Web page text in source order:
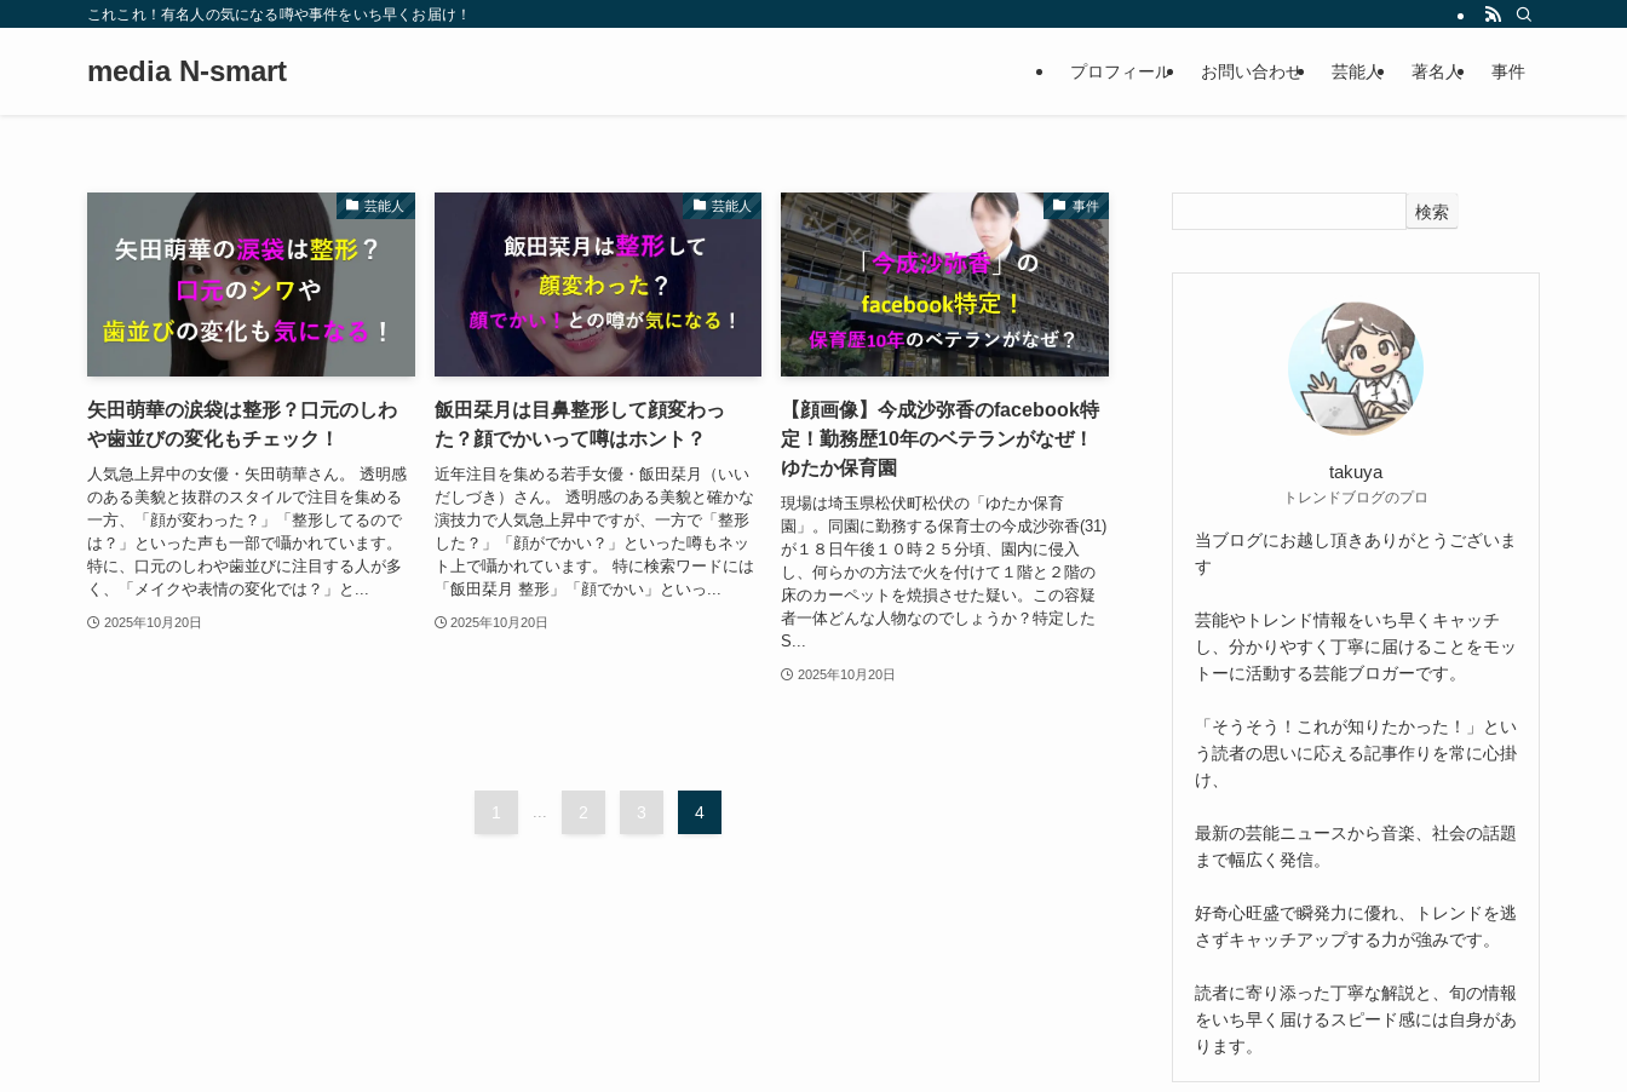
これこれ！有名人の気になる噂や事件をいち早くお届け！
media N-smart プロフィール お問い合わせ 芸能人 著名人 事件
芸能人
矢田萌華の涙袋は整形？口元のしわ
や歯並びの変化もチェック！
人気急上昇中の女優・矢田萌華さん。 透明感
のある美貌と抜群のスタイルで注目を集める
一方、「顔が変わった？」「整形してるので
は？」といった声も一部で囁かれています。
特に、口元のしわや歯並びに注目する人が多
く、「メイクや表情の変化では？」と...
2025年10月20日
芸能人
飯田栞月は目鼻整形して顔変わっ
た？顔でかいって噂はホント？
近年注目を集める若手女優・飯田栞月（いい
だしづき）さん。 透明感のある美貌と確かな
演技力で人気急上昇中ですが、一方で「整形
した？」「顔がでかい？」といった噂もネッ
ト上で囁かれています。 特に検索ワードには
「飯田栞月 整形」「顔でかい」といっ...
2025年10月20日
事件
【顔画像】今成沙弥香のfacebook特
定！勤務歴10年のベテランがなぜ！
ゆたか保育園
現場は埼玉県松伏町松伏の「ゆたか保育
園」。同園に勤務する保育士の今成沙弥香(31)
が１８日午後１０時２５分頃、園内に侵入
し、何らかの方法で火を付けて１階と２階の
床のカーペットを焼損させた疑い。この容疑
者一体どんな人物なのでしょうか？特定した
S...
2025年10月20日
1 2 3 4
検索
takuya
トレンドブログのプロ
当ブログにお越し頂きありがとうございま
す
芸能やトレンド情報をいち早くキャッチ
し、分かりやすく丁寧に届けることをモッ
トーに活動する芸能ブロガーです。
「そうそう！これが知りたかった！」とい
う読者の思いに応える記事作りを常に心掛
け、
最新の芸能ニュースから音楽、社会の話題
まで幅広く発信。
好奇心旺盛で瞬発力に優れ、トレンドを逃
さずキャッチアップする力が強みです。
読者に寄り添った丁寧な解説と、旬の情報
をいち早く届けるスピード感には自身があ
ります。